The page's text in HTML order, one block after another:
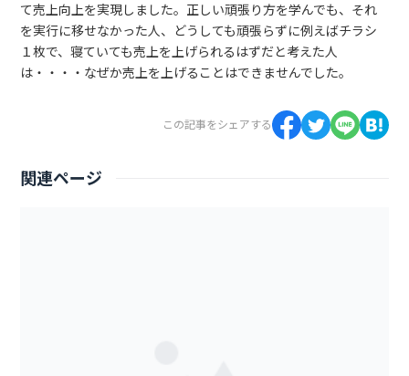
て売上向上を実現しました。正しい頑張り方を学んでも、それ
を実行に移せなかった人、どうしても頑張らずに例えばチラシ
１枚で、寝ていても売上を上げられるはずだと考えた人
は・・・・なぜか売上を上げることはできませんでした。
この記事をシェアする
関連ページ